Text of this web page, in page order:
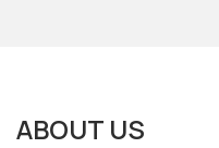
ABOUT US